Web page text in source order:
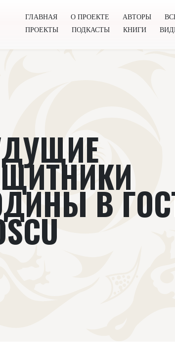
ГЛАВНАЯ О ПРОЕКТЕ АВТОРЫ
ПРОЕКТЫ
ПОДКАСТЫ КНИГИ
В